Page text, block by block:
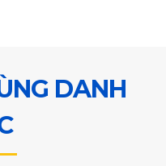
DANH